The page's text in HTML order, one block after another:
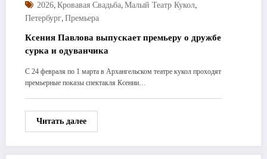
2026, Кровавая Свадьба, Малый Театр Кукол,
Петербург, Премьера
Ксения Павлова выпускает премьеру о дружбе
сурка и одуванчика
С 24 февраля по 1 марта в Архангельском театре кукол проходят
премьерные показы спектакля Ксении…
Читать далее